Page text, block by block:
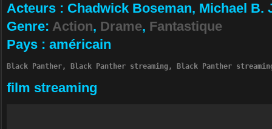
Ac­teurs : Chadwick Boseman, Michael
Ge­nre: Action, Drame, Fantastique
Pa­ys : américain
Black Panther, Black Panther streaming, Black Panther
film streaming